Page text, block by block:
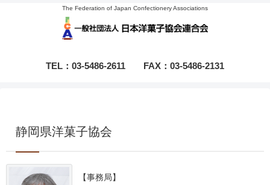
The Federation of Japan Confectionery Associations
TEL：03-5486-2611 FAX：03-5486-2131
静岡県洋菓子協会
【事務局】